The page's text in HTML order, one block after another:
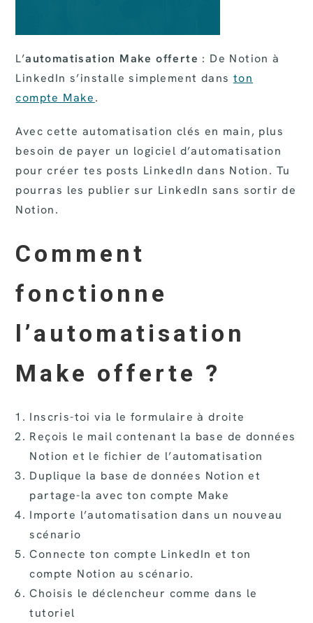
L’automatisation Make offerte : De Notion à
LinkedIn s’installe simplement dans ton
compte Make.
Avec cette automatisation clés en main, plus
besoin de payer un logiciel d’automatisation
pour créer tes posts LinkedIn dans Notion. Tu
pourras les publier sur LinkedIn sans sortir de
Notion.
Comment
fonctionne
l’automatisation
Make offerte ?
Inscris-toi via le formulaire à droite
Reçois le mail contenant la base de données
Notion et le fichier de l’automatisation
Duplique la base de données Notion et
partage-la avec ton compte Make
Importe l’automatisation dans un nouveau
scénario
Connecte ton compte LinkedIn et ton
compte Notion au scénario.
Choisis le déclencheur comme dans le
tutoriel